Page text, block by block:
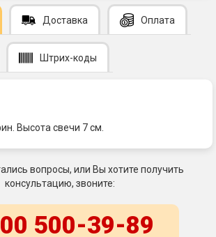
Доставка Оплата
Штрих-коды
Высота свечи 7 см.
вопросы, или Вы хотите получить
консультацию, звоните:
500-39-89